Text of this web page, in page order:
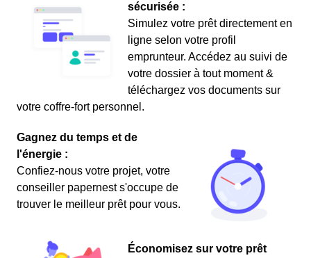
sécurisée :
Simulez votre prêt directement en
ligne selon votre profil
emprunteur. Accédez au suivi de
votre dossier à tout moment &
téléchargez vos documents sur
votre coffre-fort personnel.
Gagnez du temps et de
l'énergie :
Confiez-nous votre projet, votre
conseiller papernest s'occupe de
trouver le meilleur prêt pour vous.
Économisez sur votre prêt